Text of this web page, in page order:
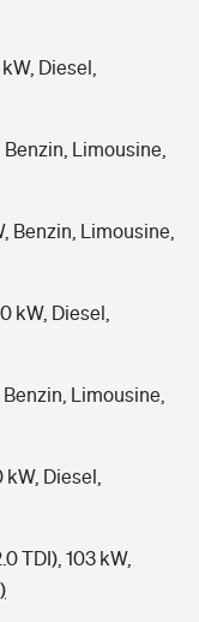
Diesel,
Benzin, Limousine,
Benzin, Limousine,
kW, Diesel,
Benzin, Limousine,
kW, Diesel,
TDI), 103 kW,